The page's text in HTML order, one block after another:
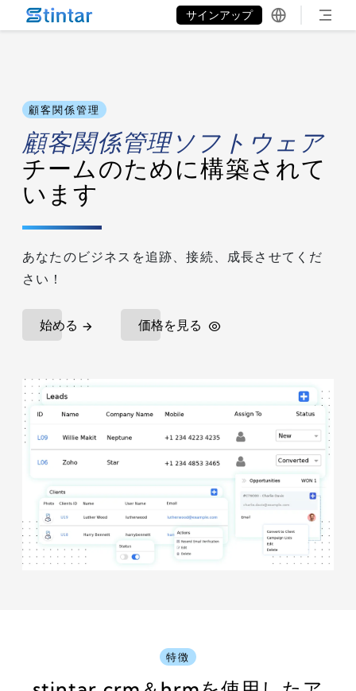
put google tag in file
サインアップ
顧客関係管理
顧客関係管理ソフトウェア
チームのために構築されて
います
あなたのビジネスを追跡、接続、成長させてくだ
さい！
始める 価格を見る
特徴